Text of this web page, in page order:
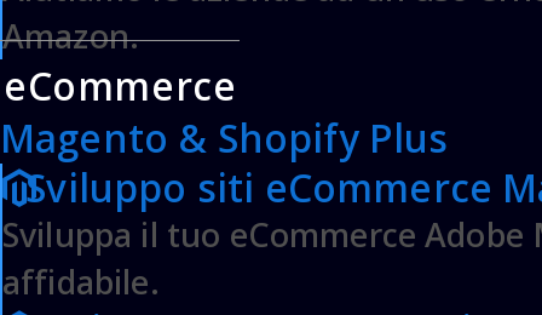
Amazon.
eCommerce
Magento & Shopify Plus
Sviluppo siti eCommerce
Sviluppa il tuo eCommerce
affidabile.
Apri un Ticket